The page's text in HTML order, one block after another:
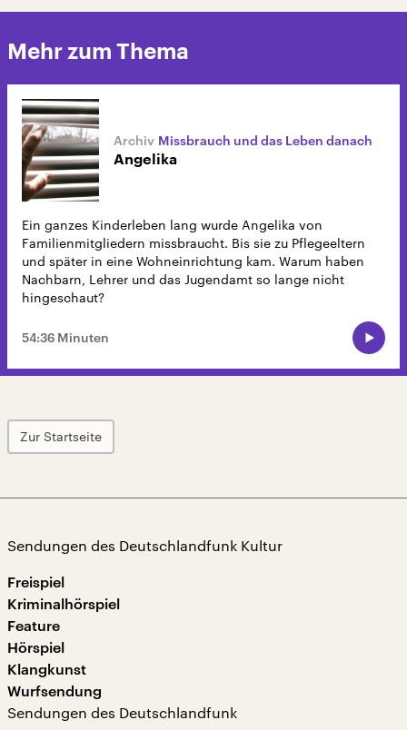
Mehr zum Thema
Missbrauch und das Leben danach
Angelika
Ein ganzes Kinderleben lang wurde Angelika von
Familienmitgliedern missbraucht. Bis sie zu Pflegeeltern
und später in eine Wohneinrichtung kam. Warum haben
Nachbarn, Lehrer und das Jugendamt so lange nicht
hingeschaut?
54:36 Minuten
Zur Startseite
Sendungen des Deutschlandfunk Kultur
Freispiel
Kriminalhörspiel
Feature
Hörspiel
Klangkunst
Wurfsendung
Sendungen des Deutschlandfunk